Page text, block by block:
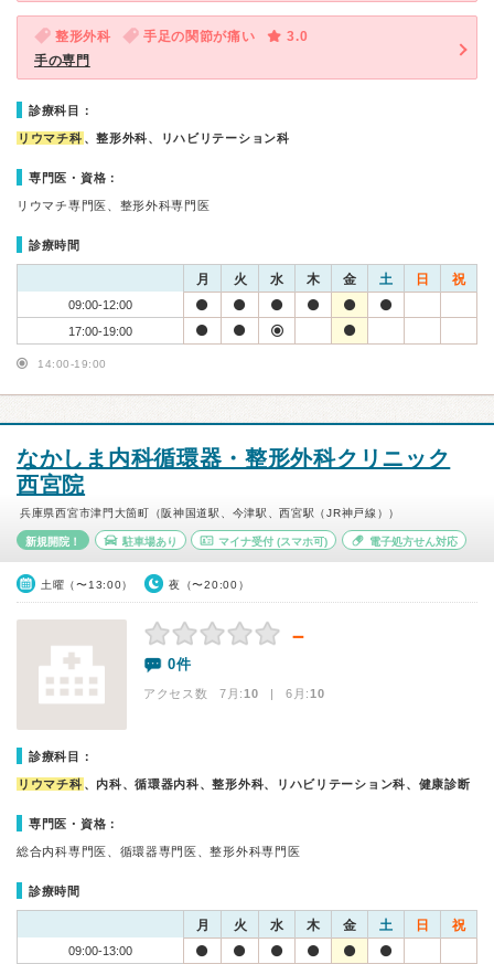
整形外科 手足の関節が痛い
3.0
手の専門
診療科目：
リウマチ科 、整形外科、リハビリテーション科
専門医・資格：
リウマチ専門医、整形外科専門医
診療時間
月 火 水 木 金 土 日 祝
09:00-12:00
17:00-19:00
14:00-19:00
なかしま内科循環器・整形外科クリニック
西宮院
兵庫県西宮市津門大箇町（阪神国道駅、今津駅、西宮駅（JR神戸線））
新規開院！ 駐車場あり マイナ受付 (スマホ可) 電子処方せん対応
土曜（〜13:00） 夜（〜20:00）
－
0件
アクセス数 7月:10 | 6月:10
診療科目：
リウマチ科 、内科、循環器内科、整形外科、リハビリテーション科、健康診断
専門医・資格：
総合内科専門医、循環器専門医、整形外科専門医
診療時間
月 火 水 木 金 土 日 祝
09:00-13:00